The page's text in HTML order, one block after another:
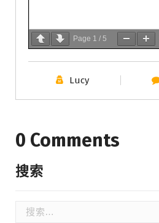
Page 1 / 5
Lucy
0 Comments
搜索